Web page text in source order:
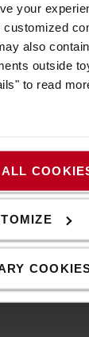
your
also
outside
to read